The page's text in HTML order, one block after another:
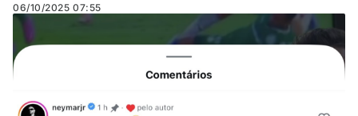
06/10/2025 07:55